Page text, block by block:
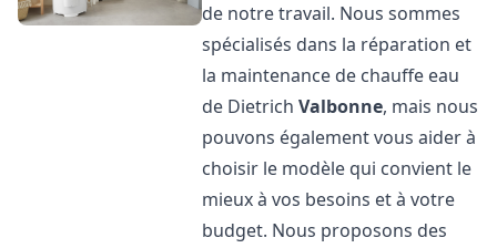
de notre travail. Nous sommes
spécialisés dans la réparation et
la maintenance de chauffe eau
de DietrichValbonne, mais nous
pouvons également vous aider à
choisir le modèle qui convient le
mieux à vos besoins et à votre
budget. Nous proposons des